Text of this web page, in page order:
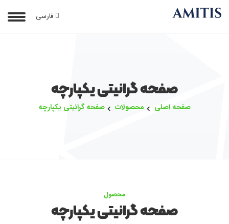
فارسی
صفحه گرانیتی یکپارچه
صفحه اصلی محصولات صفحه گرانیتی یکپارچه
محصول
صفحه گرانیتی یکپارچه